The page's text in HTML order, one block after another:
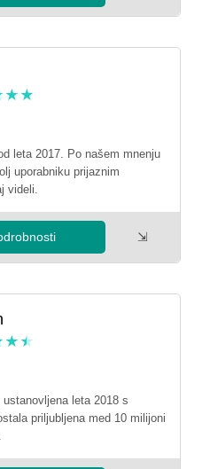
leta 2017. Po našem mnenju
uporabniku prijaznim
videli.
⇲
leta 2018 s
priljubljena med 10 milijoni